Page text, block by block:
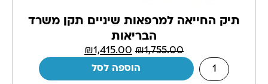
תיק החייאה למרפאות שיניים תקן משרד
הבריאות
₪1,755.00
₪1,415.00
הוספה לסל